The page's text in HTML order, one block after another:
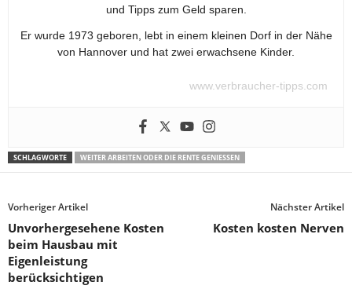
und Tipps zum Geld sparen.
Er wurde 1973 geboren, lebt in einem kleinen Dorf in der Nähe
von Hannover und hat zwei erwachsene Kinder.
www.verbraucher-tipps.com
SCHLAGWORTE WEITER ARBEITEN ODER DIE RENTE GENIESSEN
Vorheriger Artikel
Unvorhergesehene Kosten
beim Hausbau mit
Eigenleistung
berücksichtigen
Nächster Artikel
Kosten kosten Nerven